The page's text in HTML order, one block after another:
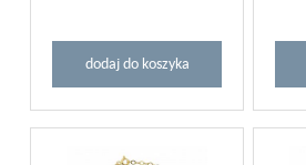
dodaj do koszyka